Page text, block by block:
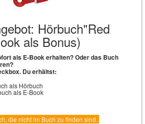
Hörbuch"Red
als Bonus)
als E-Book erhalten? Oder das Buch
Du erhältst:
als Hörbuch
als E-Book
die nicht im Buch zu finden sind.